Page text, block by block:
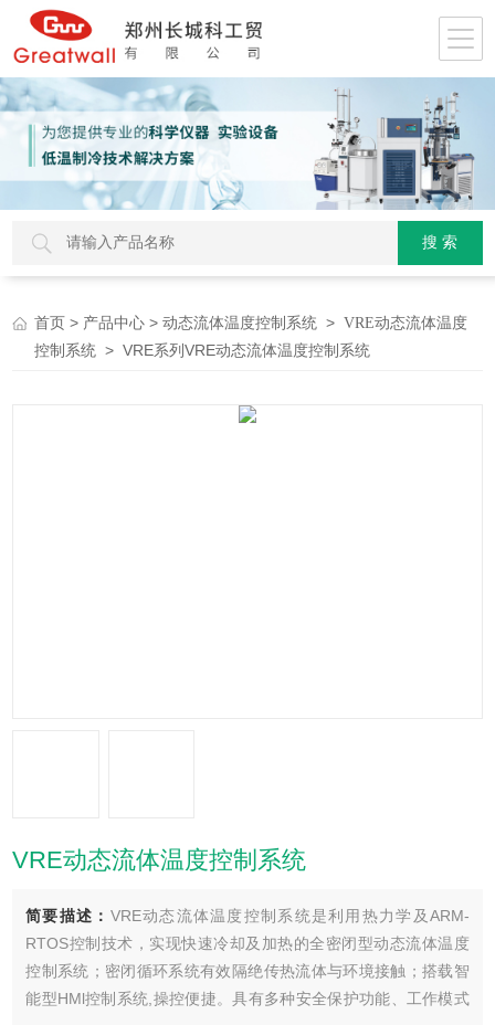
首页 > 产品中心 >动态流体温度控制系统 >VRE动态流体温度
控制系统 > VRE系列VRE动态流体温度控制系统
VRE动态流体温度控制系统
简要描述： VRE动态流体温度控制系统是利用热力学及ARM-
RTOS控制技术，实现快速冷却及加热的全密闭型动态流体温度
控制系统；密闭循环系统有效隔绝传热流体与环境接触；搭载智
能型HMl控制系统,操控便捷。具有多种安全保护功能、工作模式